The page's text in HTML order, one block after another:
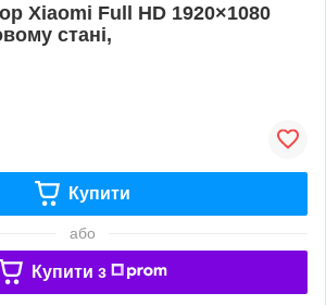
Xiaomi Full HD 1920×1080
стані,
Купити
або
Купити з